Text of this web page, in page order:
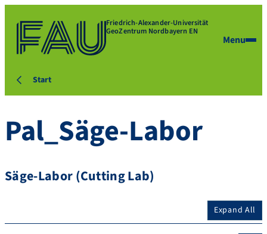
Friedrich-Alexander-Universität
GeoZentrum Nordbayern EN
Menu
Start
Pal_Säge-Labor
Säge-Labor (Cutting Lab)
Expand All